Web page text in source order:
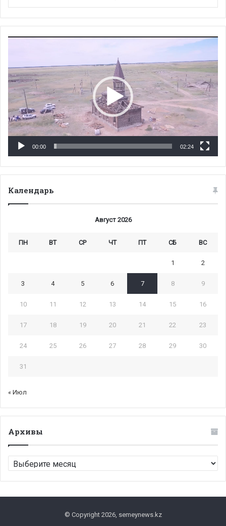
00:00 02:24
Календарь
Август 2026
ПН ВТ СР ЧТ ПТ СБ ВС
1 2
3 4 5 6 7 8 9
10 11 12 13 14 15 16
17 18 19 20 21 22 23
24 25 26 27 28 29 30
31
« Июл
Архивы
Архивы
© Copyright 2026, semeynews.kz